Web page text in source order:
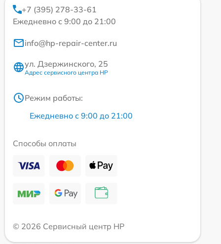
+7 (395) 278-33-61
Ежедневно с 9:00 до 21:00
info@hp-repair-center.ru
ул. Дзержинского, 25
Адрес сервисного центра HP
Режим работы:
Ежедневно с 9:00 до 21:00
Способы оплаты
© 2026 Сервисный центр HP